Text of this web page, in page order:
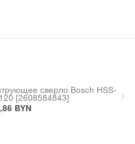
сверло Bosch HSS-
[2608584843]
BYN